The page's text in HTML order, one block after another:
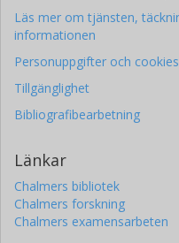
Läs mer om tjänsten,
informationen
Personuppgifter och cookies
Tillgänglighet
Bibliografibearbetning
Länkar
Chalmers bibliotek
Chalmers forskning
Chalmers examensarbeten